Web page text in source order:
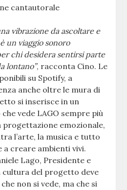
cantautorale
vibrazione da ascoltare e
un viaggio sonoro
chi desidera sentirsi parte
lontano”, racconta Cino. Le
su Spotify, a
anche oltre le mura di
si inserisce in un
vede LAGO sempre più
progettazione emozionale,
l’arte, la musica e tutto
a creare ambienti vivi.
Lago, Presidente e
cultura del progetto deve
non si vede, ma che si